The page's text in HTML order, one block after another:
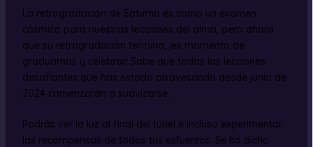
La retrogradación de Saturno es como un examen
cósmico para nuestras lecciones del alma, pero ahora
que su retrogradación termina, ¡es momento de
graduarnos y celebrar! Sabe que todas las lecciones
desafiantes que has estado atravesando desde junio de
2024 comenzarán a suavizarse.
Podrás ver la luz al final del túnel e incluso experimentar
las recompensas de todos tus esfuerzos. Se ha dicho